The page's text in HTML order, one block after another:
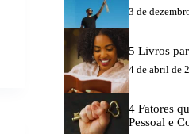
3 de
5 Livros
4 de abril de
4 Fatores
Pessoal e